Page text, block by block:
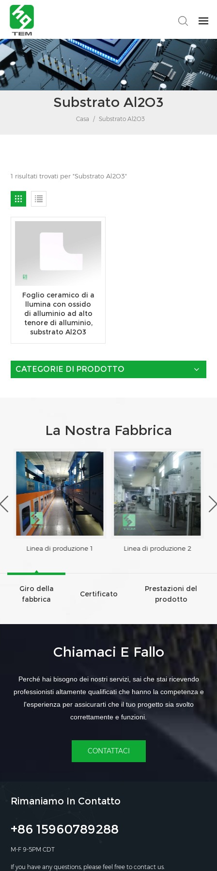
Substrato Al2O3
Casa / Substrato Al2O3
1 risultati trovati per "Substrato Al2O3"
Foglio ceramico di a
llumina con ossido
di alluminio ad alto
tenore di alluminio,
substrato Al2O3
CATEGORIE DI PRODOTTO
La Nostra Fabbrica
Linea di produzione 1 Linea di produzione 2
Giro della
fabbrica
Certificato
Prestazioni del
prodotto
Chiamaci E Fallo
Perché hai bisogno dei nostri servizi, sai che stai ricevendo
professionisti altamente qualificati che hanno la competenza e
l'esperienza per assicurarti che il tuo progetto sia svolto
correttamente e funzioni.
CONTATTACI
Rimaniamo In Contatto
+86 15960789288
M-F 9-5PM CDT
If you have any questions, please feel free to contact us.